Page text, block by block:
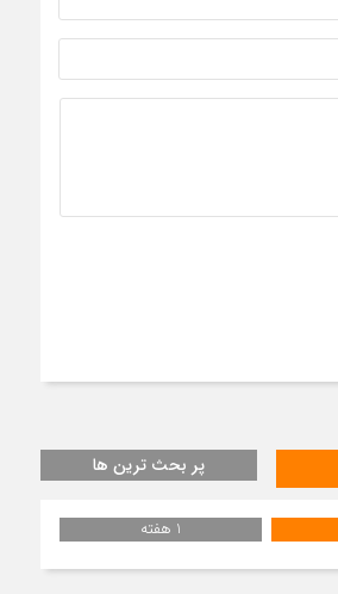
پر بحث ترین ها
1 هفته